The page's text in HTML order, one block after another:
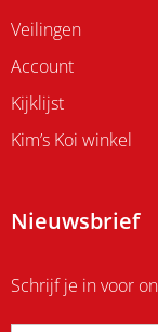
Veilingen
Account
Kijklijst
Kim’s Koi winkel
Nieuwsbrief
Schrijf je in voor